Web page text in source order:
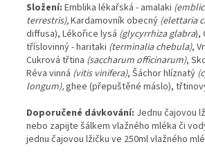
Složení: Emblika lékařská - amalaki
terrestris),Kardamovník obecný (elettaria
diffusa), Lékořice lysá (glycyrrhiza glabra),
tříslovinný - haritaki (terminalia chebula),
Cukrová třtina (saccharum officinarum),
Réva vinná (vitis vinifera), Šáchor hlíznatý
longum),ghee (přepuštěné máslo),
Doporučené dávkování: Jednu čajovou
nebo zapijte šálkem vlažného mléka či
jednu čajovou lžičku ve 250ml vlažného